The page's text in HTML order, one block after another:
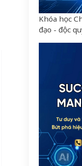
Khóa học
đạo - độc